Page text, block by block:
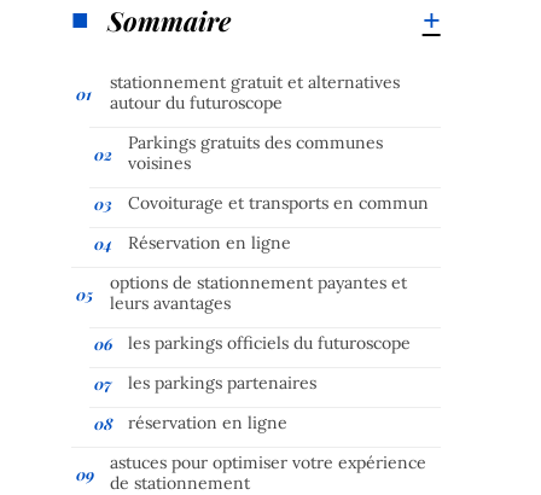
Sommaire
stationnement gratuit et alternatives
autour du futuroscope
Parkings gratuits des communes
voisines
Covoiturage et transports en commun
Réservation en ligne
options de stationnement payantes et
leurs avantages
les parkings officiels du futuroscope
les parkings partenaires
réservation en ligne
astuces pour optimiser votre expérience
de stationnement